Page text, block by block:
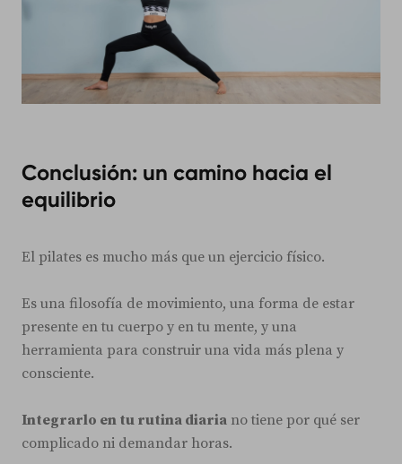
Conclusión: un camino hacia el
equilibrio
El pilates es mucho más que un ejercicio físico.
Es una filosofía de movimiento, una forma de estar
presente en tu cuerpo y en tu mente, y una
herramienta para construir una vida más plena y
consciente.
Integrarlo en tu rutina diaria no tiene por qué ser
complicado ni demandar horas.